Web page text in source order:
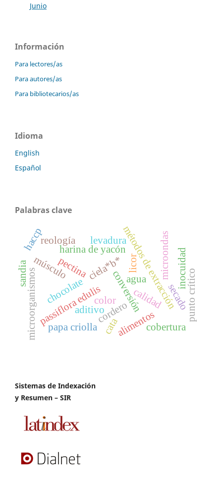
Junio
Información
Para lectores/as
Para autores/as
Para bibliotecarios/as
Idioma
English
Español
Palabras clave
passiflora edulis métodos de extracción
pectina
aditivo
harina de yacón
reología
chocolate calidad
ciela*b*
conversión
cordero
músculo
color
microondas
papa criolla
secado
alimentos
inocuidad
microorganismos
levadura
licor
sandia agua
haccp
punto crítico
cata cobertura
Sistemas de Indexación
y Resumen – SIR